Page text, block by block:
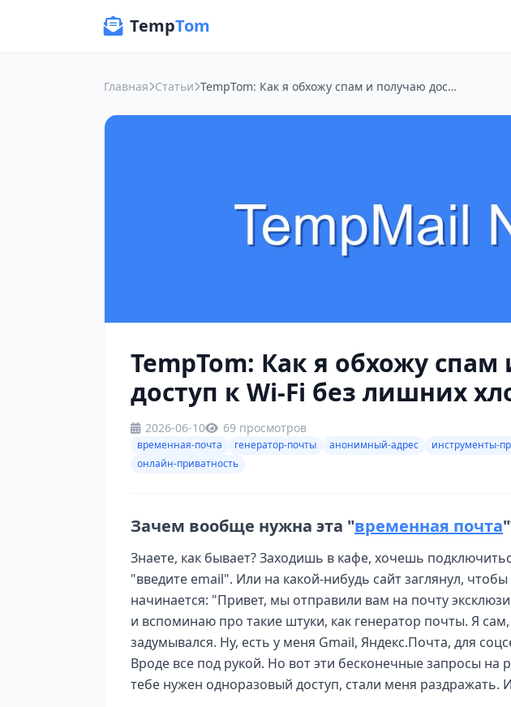
TempTom
Главная Статьи TempTom: Как я обхожу спам и получаю доступ к Wi-Fi без лишних хлопот
TempTom: Как я обхожу
доступ к Wi-Fi без лишних
2026-06-10 69 просмотров
временная-почта генератор-почты анонимный-адрес инструменты-
онлайн-приватность
Зачем вообще нужна эта "временная почта
Знаете, как бывает? Заходишь в кафе, хочешь
"введите email". Или на какой-нибудь сайт заглянул,
начинается: "Привет, мы отправили вам на почту
и вспоминаю про такие штуки, как генератор почты. Я
задумывался. Ну, есть у меня Gmail, Яндекс.Почта, для
Вроде все под рукой. Но вот эти бесконечные запросы на
тебе нужен одноразовый доступ, стали меня раздражать.